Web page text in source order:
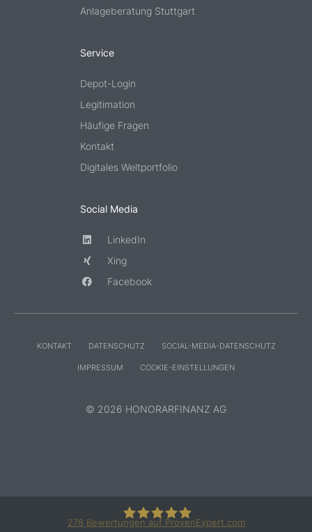
Anlageberatung Stuttgart
Service
Depot-Login
Legitimation
Häufige Fragen
Kontakt
Digitales Weltportfolio
Social Media
LinkedIn
Xing
Facebook
KONTAKT DATENSCHUTZ SOCIAL-MEDIA-DATENSCHUTZ
IMPRESSUM COOKIE-EINSTELLUNGEN
© 2026 HONORARFINANZ AG
278 Bewertungen auf ProvenExpert.com